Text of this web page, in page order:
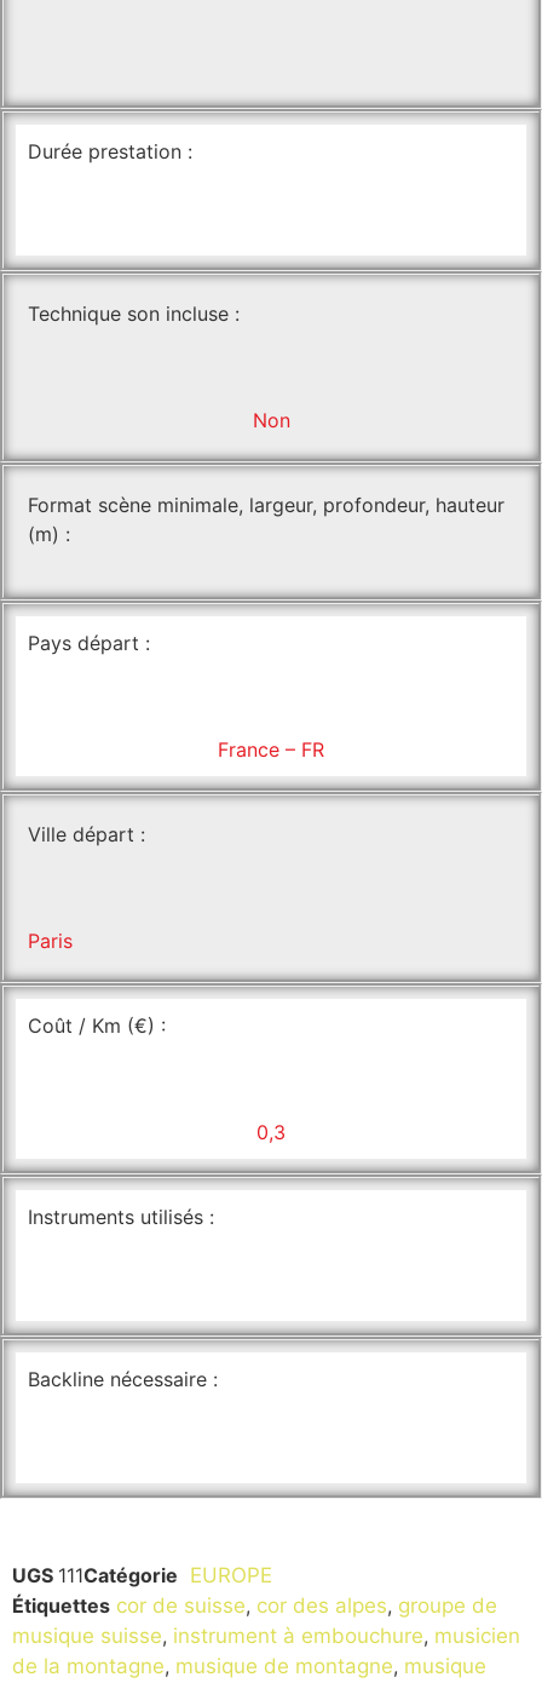
Durée prestation :
Technique son incluse :
Non
Format scène minimale, largeur, profondeur, hauteur
(m) :
Pays départ :
France – FR
Ville départ :
Paris
Coût / Km (€) :
0,3
Instruments utilisés :
Backline nécessaire :
UGS 111Catégorie EUROPE
Étiquettes cor de suisse, cor des alpes, groupe de
musique suisse, instrument à embouchure, musicien
de la montagne, musique de montagne, musique